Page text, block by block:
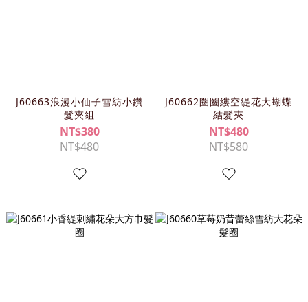
J60663浪漫小仙子雪紡小鑽
髮夾組
NT$380
NT$480
J60662圈圈縷空緹花大蝴蝶
結髮夾
NT$480
NT$580